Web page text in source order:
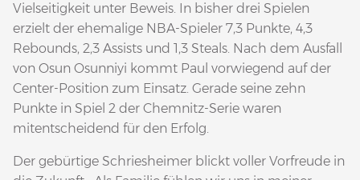
Vielseitigkeit unter Beweis. In bisher drei Spielen
erzielt der ehemalige NBA-Spieler 7,3 Punkte, 4,3
Rebounds, 2,3 Assists und 1,3 Steals. Nach dem Ausfall
von Osun Osunniyi kommt Paul vorwiegend auf der
Center-Position zum Einsatz. Gerade seine zehn
Punkte in Spiel 2 der Chemnitz-Serie waren
mitentscheidend für den Erfolg.
Der gebürtige Schriesheimer blickt voller Vorfreude in